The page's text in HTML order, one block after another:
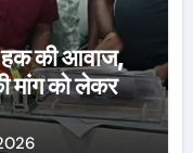
हक की आवाज,
मांग को लेकर